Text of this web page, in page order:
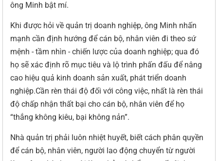
ông Minh bật mí.
Khi được hỏi về quản trị doanh nghiệp, ông Minh nhấn
mạnh cần định hướng để cán bộ, nhân viên đi theo sứ
mệnh - tầm nhìn - chiến lược của doanh nghiệp; qua đó
họ sẽ xác định rõ mục tiêu và lộ trình phấn đấu để nâng
cao hiệu quả kinh doanh sản xuất, phát triển doanh
nghiệp.Cần rèn thái độ đối với công việc, nhất là rèn thái
độ chấp nhận thất bại cho cán bộ, nhân viên để họ
“thắng không kiêu, bại không nản”.
Nhà quản trị phải luôn nhiệt huyết, biết cách phân quyền
để cán bộ, nhân viên, người lao động chuyển từ người